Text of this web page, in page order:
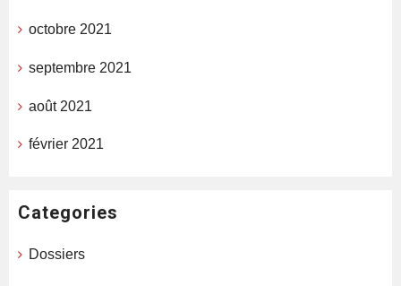
octobre 2021
septembre 2021
août 2021
février 2021
Categories
Dossiers